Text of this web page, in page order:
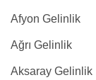
Afyon Gelinlik
Ağrı Gelinlik
Aksaray Gelinlik